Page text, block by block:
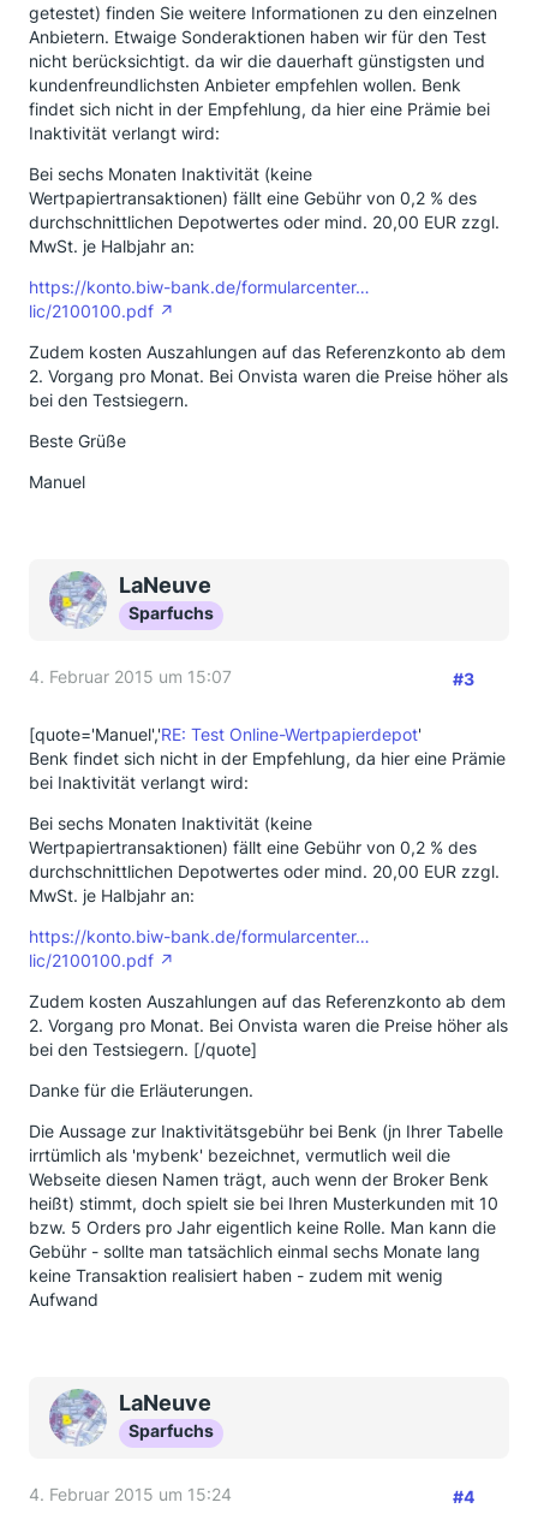
getestet) finden Sie weitere Informationen zu den einzelnen
Anbietern. Etwaige Sonderaktionen haben wir für den Test
nicht berücksichtigt. da wir die dauerhaft günstigsten und
kundenfreundlichsten Anbieter empfehlen wollen. Benk
findet sich nicht in der Empfehlung, da hier eine Prämie bei
Inaktivität verlangt wird:
Bei sechs Monaten Inaktivität (keine
Wertpapiertransaktionen) fällt eine Gebühr von 0,2 % des
durchschnittlichen Depotwertes oder mind. 20,00 EUR zzgl.
MwSt. je Halbjahr an:
https://konto.biw-bank.de/formularcenter…
lic/2100100.pdf
Zudem kosten Auszahlungen auf das Referenzkonto ab dem
2. Vorgang pro Monat. Bei Onvista waren die Preise höher als
bei den Testsiegern.
Beste Grüße
Manuel
LaNeuve
Sparfuchs
4. Februar 2015 um 15:07 #3
[quote='Manuel','RE: Test Online-Wertpapierdepot'
Benk findet sich nicht in der Empfehlung, da hier eine Prämie
bei Inaktivität verlangt wird:
Bei sechs Monaten Inaktivität (keine
Wertpapiertransaktionen) fällt eine Gebühr von 0,2 % des
durchschnittlichen Depotwertes oder mind. 20,00 EUR zzgl.
MwSt. je Halbjahr an:
https://konto.biw-bank.de/formularcenter…
lic/2100100.pdf
Zudem kosten Auszahlungen auf das Referenzkonto ab dem
2. Vorgang pro Monat. Bei Onvista waren die Preise höher als
bei den Testsiegern. [/quote]
Danke für die Erläuterungen.
Die Aussage zur Inaktivitätsgebühr bei Benk (jn Ihrer Tabelle
irrtümlich als 'mybenk' bezeichnet, vermutlich weil die
Webseite diesen Namen trägt, auch wenn der Broker Benk
heißt) stimmt, doch spielt sie bei Ihren Musterkunden mit 10
bzw. 5 Orders pro Jahr eigentlich keine Rolle. Man kann die
Gebühr - sollte man tatsächlich einmal sechs Monate lang
keine Transaktion realisiert haben - zudem mit wenig
Aufwand
LaNeuve
Sparfuchs
4. Februar 2015 um 15:24 #4